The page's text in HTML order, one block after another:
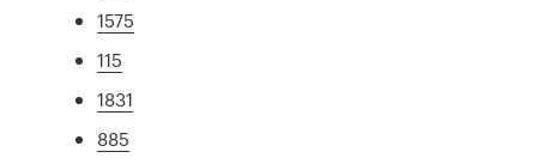
1575
115
1831
885